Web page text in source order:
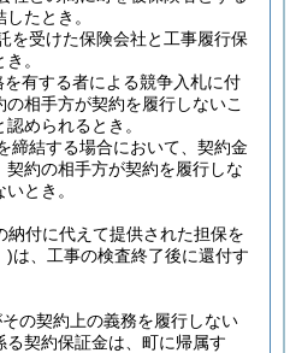
たとき。
を受けた保険会社と工事履行保
。
を有する者による競争入札に付
相手方が契約を履行しないこ
められるとき。
締結する場合において、契約金
約の相手方が契約を履行しな
とき。
納付に代えて提供された担保を
)は、工事の検査終了後に還付す
の契約上の義務を履行しない
る契約保証金は、町に帰属す